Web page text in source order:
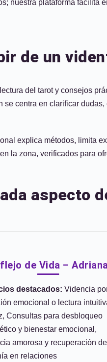
nuestra plataforma facilita
de un
del tarot y consejos
centra en clarificar
explica métodos, limita
la zona, verificados para
aspecto
de Vida –
destacados: Videncia
emocional o lectura
Consultas para desbloqueo
y bienestar emocional,
amorosa y recuperación
en relaciones